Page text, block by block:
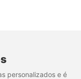
personalizados e é